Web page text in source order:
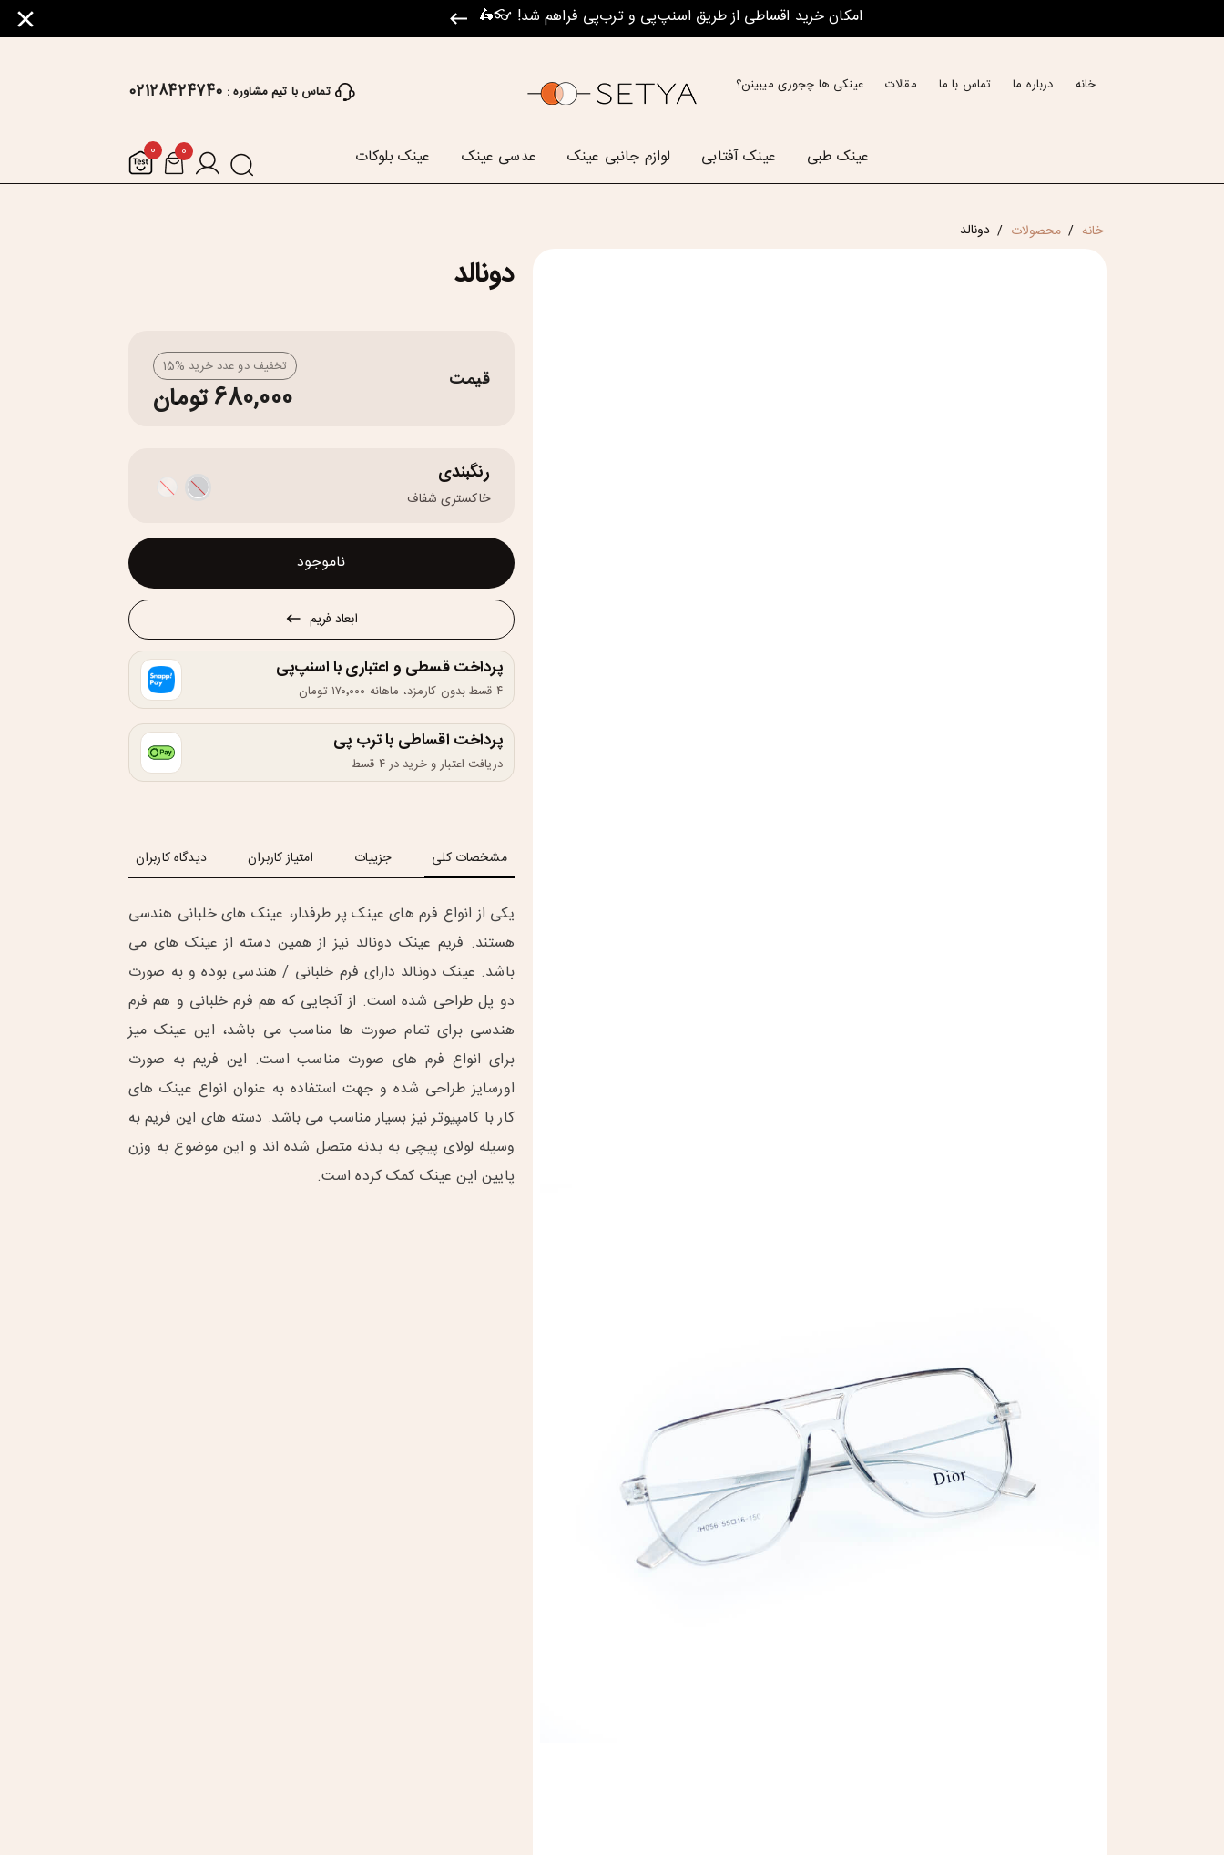
امکان خرید اقساطی از طریق اسنپ‌پی و ترب‌پی فراهم شد! 👓🛵
خانه درباره ما تماس با ما مقالات عینکی ها چجوری میبینن؟ تماس با تیم مشاوره : 02128424740
عینک طبی عینک آفتابی لوازم جانبی عینک عدسی عینک عینک بلوکات 0
0
خانه / محصولات / دونالد
دونالد
قیمت
تخفیف دو عدد خرید %15
680,000 تومان
رنگبندی
خاکستری شفاف
ناموجود
ابعاد فریم
پرداخت قسطی و اعتباری با اسنپ‌پی
۴ قسط بدون کارمزد، ماهانه ۱۷۰٬۰۰۰ تومان
پرداخت اقساطی با ترب پی
دریافت اعتبار و خرید در ۴ قسط
مشخصات کلی جزییات امتیاز کاربران دیدگاه کاربران
یکی از انواع فرم های عینک پر طرفدار، عینک های خلبانی هندسی
هستند. فریم عینک دونالد نیز از همین دسته از عینک های می
باشد. عینک دونالد دارای فرم خلبانی / هندسی بوده و به صورت
دو پل طراحی شده است. از آنجایی که هم فرم خلبانی و هم فرم
هندسی برای تمام صورت ها مناسب می باشد، این عینک میز
برای انواع فرم های صورت مناسب است. این فریم به صورت
اورسایز طراحی شده و جهت استفاده به عنوان انواع عینک های
کار با کامپیوتر نیز بسیار مناسب می باشد. دسته های این فریم به
وسیله لولای پیچی به بدنه متصل شده اند و این موضوع به وزن
پایین این عینک کمک کرده است.